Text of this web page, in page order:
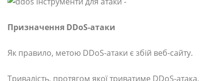
Призначення DDoS-атаки
Як правило, метою DDoS-атаки є збій веб-сайту.
Тривалість, протягом якої триватиме DDoS-атака,